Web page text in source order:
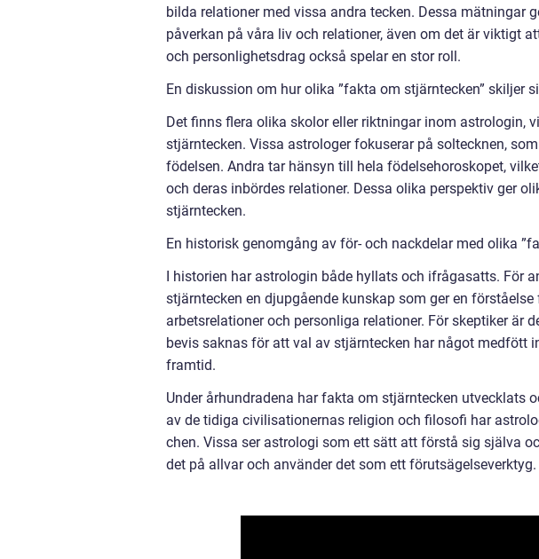
bilda relationer med vissa andra tecken. Dessa mätningar
påverkan på våra liv och relationer, även om det är viktigt
och personlighetsdrag också spelar en stor roll.
En diskussion om hur olika ”fakta om stjärntecken” skiljer
Det finns flera olika skolor eller riktningar inom astrologin,
stjärntecken. Vissa astrologer fokuserar på soltecknen,
födelsen. Andra tar hänsyn till hela födelsehoroskopet,
och deras inbördes relationer. Dessa olika perspektiv ger
stjärntecken.
En historisk genomgång av för- och nackdelar med olika
I historien har astrologin både hyllats och ifrågasatts. För
stjärntecken en djupgående kunskap som ger en
arbetsrelationer och personliga relationer. För skeptiker är
bevis saknas för att val av stjärntecken har något medfött
framtid.
Under århundradena har fakta om stjärntecken utvecklats
av de tidiga civilisationernas religion och filosofi har
chen. Vissa ser astrologi som ett sätt att förstå sig själva
det på allvar och använder det som ett förutsägelseverktyg.